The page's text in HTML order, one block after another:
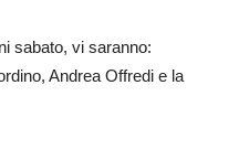
sabato, vi saranno:
Andrea Offredi e la